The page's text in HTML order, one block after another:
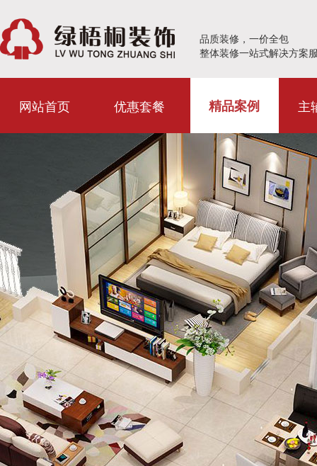
品质装修，一价全包
整体装修一站式解决方案
网站首页 优惠套餐 精品案例 主